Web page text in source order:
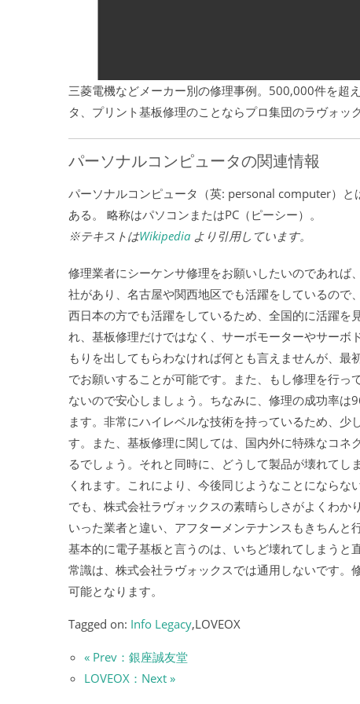
三菱電機などメーカー別の修理事例。500,000件を超
タ、プリント基板修理のことならプロ集団のラヴォッ
パーソナルコンピュータの関連情報
パーソナルコンピュータ（英: personal computer）
ある。 略称はパソコンまたはPC（ピーシー）。
※テキストはWikipedia より引用しています。
修理業者にシーケンサ修理をお願いしたいのであれ
社があり、名古屋や関西地区でも活躍をしているので
西日本の方でも活躍をしているため、全国的に活躍
れ、基板修理だけではなく、サーボモーターやサー
もりを出してもらわなければ何とも言えませんが、
でお願いすることが可能です。また、もし修理を行
ないので安心しましょう。ちなみに、修理の成功率
ます。非常にハイレベルな技術を持っているため、
す。また、基板修理に関しては、国内外に特殊なコ
るでしょう。それと同時に、どうして製品が壊れて
くれます。これにより、今後同じようなことになら
でも、株式会社ラヴォックスの素晴らしさがよくわか
いった業者と違い、アフターメンテナンスもきちんと
基本的に電子基板と言うのは、いちど壊れてしまう
常識は、株式会社ラヴォックスでは通用しないです
可能となります。
Tagged on: Info Legacy,LOVEOX
« Prev：銀座誠友堂
LOVEOX：Next »